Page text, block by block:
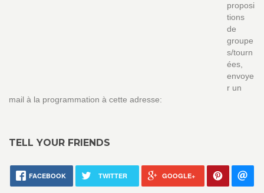
proposi
tions
de
groupe
s/tourn
ées,
envoye
r un
mail à la programmation à cette adresse:
TELL YOUR FRIENDS
FACEBOOK TWITTER GOOGLE+